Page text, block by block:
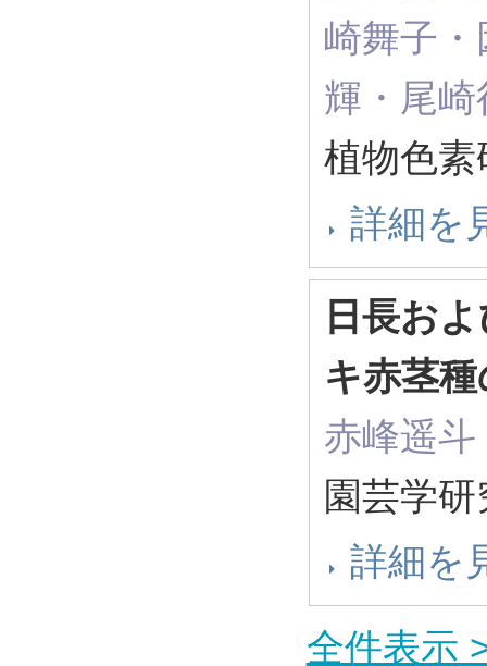
崎舞子
輝・尾崎
植物色
詳細を
日長お
キ赤茎
赤峰遥
園芸学
詳細を
全件表示